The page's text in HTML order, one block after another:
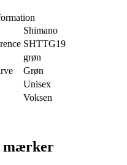
Shimano
SHTTG19
grøn
Grøn
Unisex
Voksen
mærker